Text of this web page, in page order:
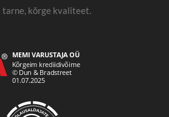
tarne, kõrge kvaliteet.